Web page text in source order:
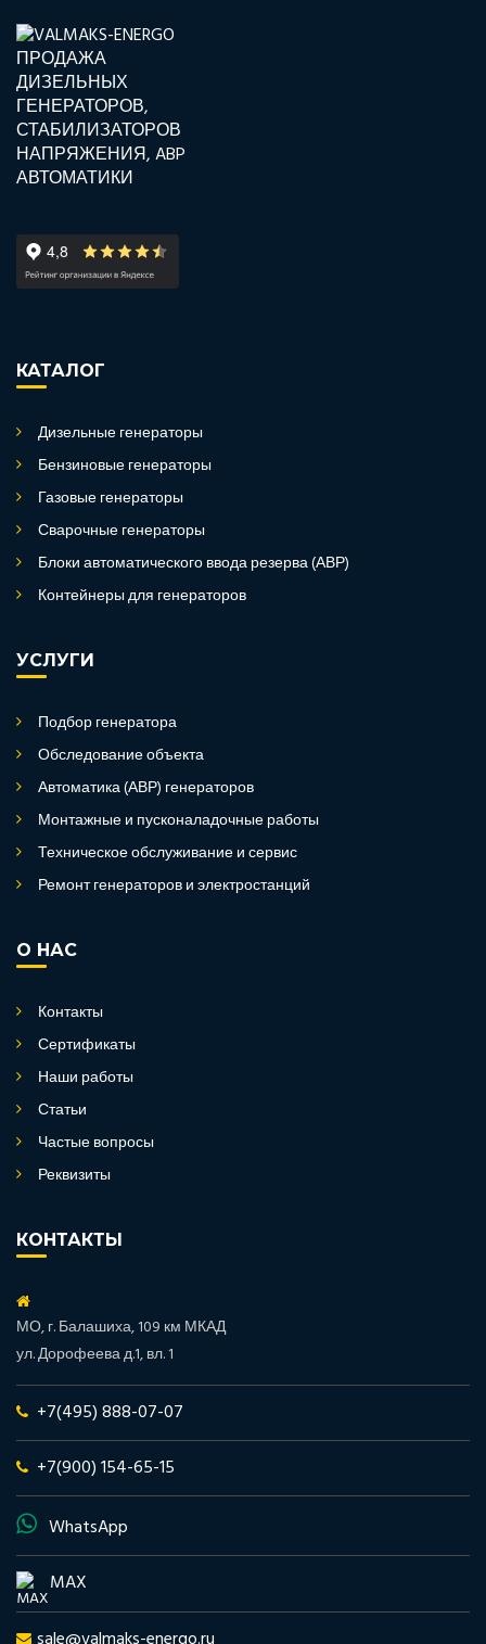
КАТАЛОГ
Дизельные генераторы
Бензиновые генераторы
Газовые генераторы
Сварочные генераторы
Блоки автоматического ввода резерва (АВР)
Контейнеры для генераторов
УСЛУГИ
Подбор генератора
Обследование объекта
Автоматика (АВР) генераторов
Монтажные и пусконаладочные работы
Техническое обслуживание и сервис
Ремонт генераторов и электростанций
О НАС
Контакты
Сертификаты
Наши работы
Статьи
Частые вопросы
Реквизиты
КОНТАКТЫ
МО, г. Балашиха, 109 км МКАД
ул. Дорофеева д.1, вл. 1
+7(495) 888-07-07
+7(900) 154-65-15
WhatsApp
MAX